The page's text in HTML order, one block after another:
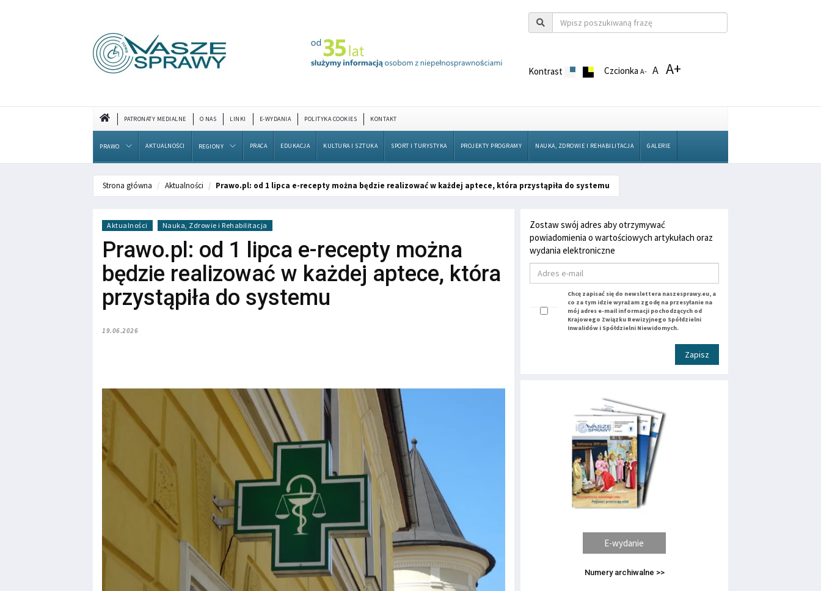
Kontrast CzcionkaA- A A+
PATRONATY MEDIALNE O NAS LINKI E-WYDANIA POLITYKA COOKIES KONTAKT
PRAWO AKTUALNOŚCI REGIONY PRACA EDUKACJA KULTURA I SZTUKA SPORT I TURYSTYKA PROJEKTY PROGRAMY NAUKA, ZDROWIE I REHABILITACJA GALERIE
Strona główna Aktualności Prawo.pl: od 1 lipca e-recepty można będzie realizować w każdej aptece, która przystąpiła do systemu
Aktualności Nauka, Zdrowie i Rehabilitacja
Prawo.pl: od 1 lipca e-recepty można
będzie realizować w każdej aptece, która
przystąpiła do systemu
19.06.2026
Zostaw swój adres aby otrzymywać
powiadomienia o wartościowych artykułach oraz
wydania elektroniczne
Chcę zapisać się do newslettera naszesprawy.eu, a
co za tym idzie wyrażam zgodę na przesyłanie na
mój adres e-mail informacji pochodzących od
Krajowego Związku Rewizyjnego Spółdzielni
Inwalidów i Spółdzielni Niewidomych.
Zapisz
E-wydanie
Numery archiwalne >>